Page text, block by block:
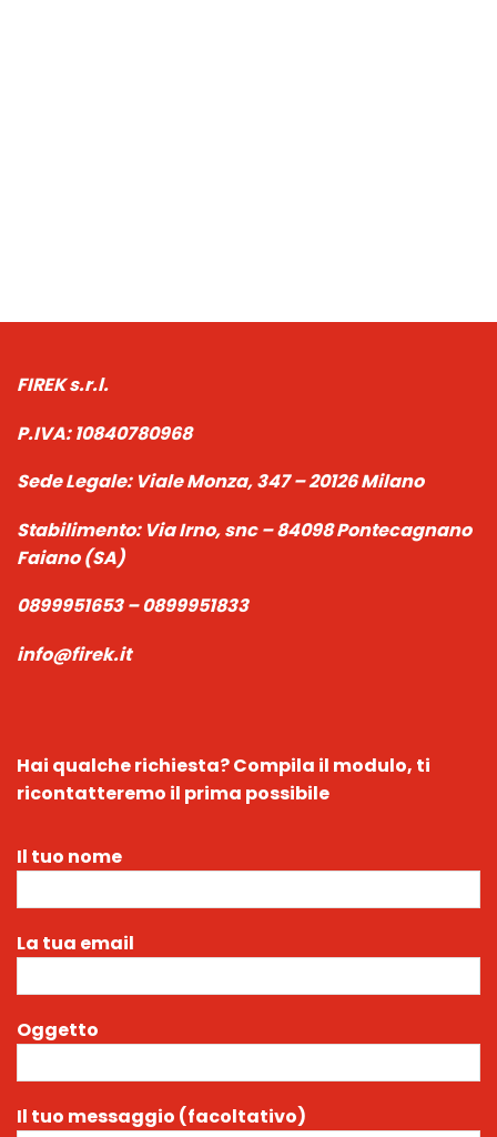
FIREK s.r.l.
P.IVA:10840780968
Sede Legale:Viale Monza, 347 – 20126 Milano
Stabilimento:Via Irno, snc – 84098 Pontecagnano
Faiano (SA)
0899951653 – 0899951833
info@firek.it
Hai qualche richiesta?Compila il modulo, ti
ricontatteremo il prima possibile
Il tuo nome
La tua email
Oggetto
Il tuo messaggio (facoltativo)